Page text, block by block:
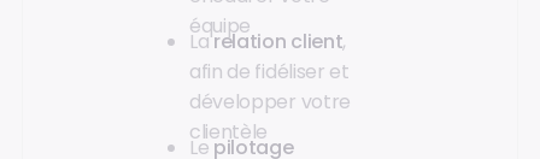
équipe
Larelation client,
afin de fidéliser et
développer votre
clientèle
Lepilotage